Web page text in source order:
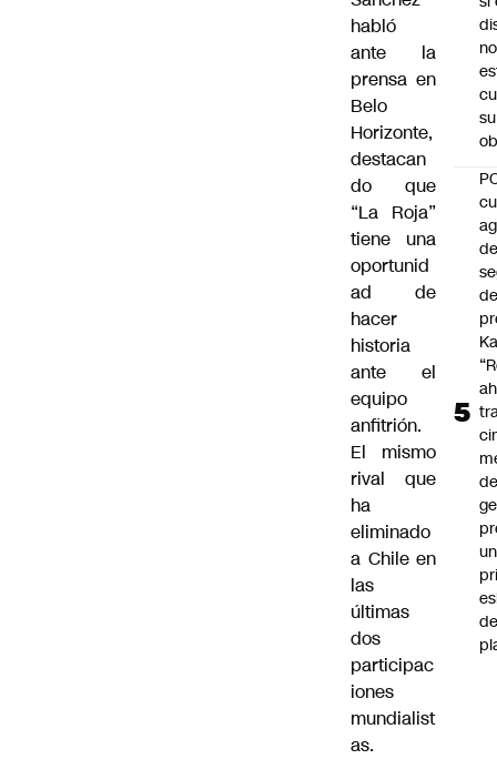
habló
ante la
prensa en
Belo
Horizonte,
destacan
do que
“La Roja”
tiene una
oportunid
ad de
hacer
historia
ante el
equipo
anfitrión.
El mismo
rival que
ha
eliminado
a Chile en
las
últimas
dos
participac
iones
mundialist
as.
su
de
de
un
de